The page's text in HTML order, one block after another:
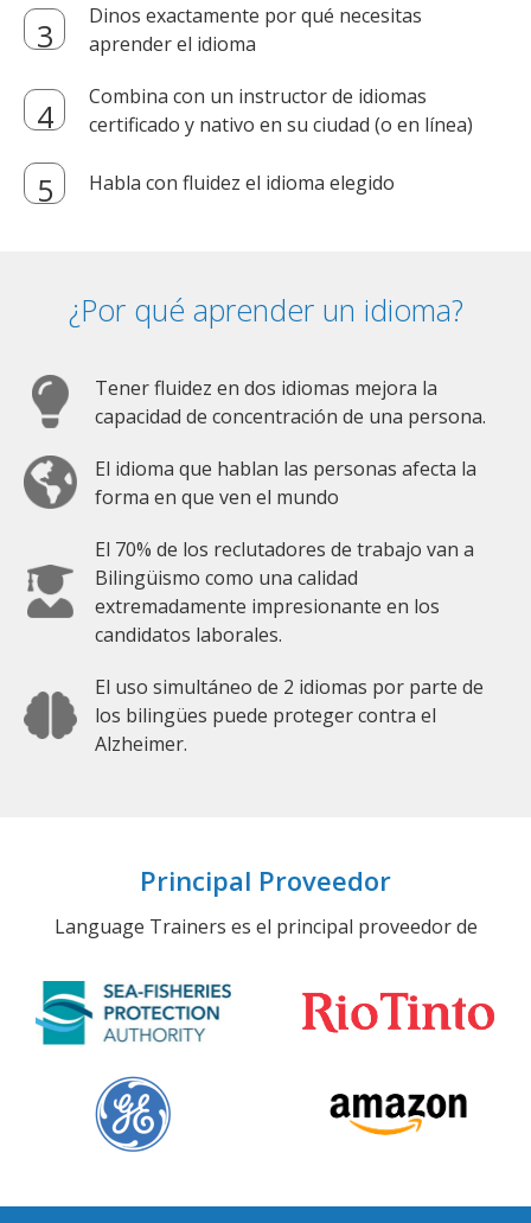
Dinos exactamente por qué necesitas
aprender el idioma
Combina con un instructor de idiomas
certificado y nativo en su ciudad (o en línea)
Habla con fluidez el idioma elegido
¿Por qué aprender un idioma?
Tener fluidez en dos idiomas mejora la
capacidad de concentración de una persona.
El idioma que hablan las personas afecta la
forma en que ven el mundo
El 70% de los reclutadores de trabajo van a
Bilingüismo como una calidad
extremadamente impresionante en los
candidatos laborales.
El uso simultáneo de 2 idiomas por parte de
los bilingües puede proteger contra el
Alzheimer.
Principal Proveedor
Language Trainers es el principal proveedor de